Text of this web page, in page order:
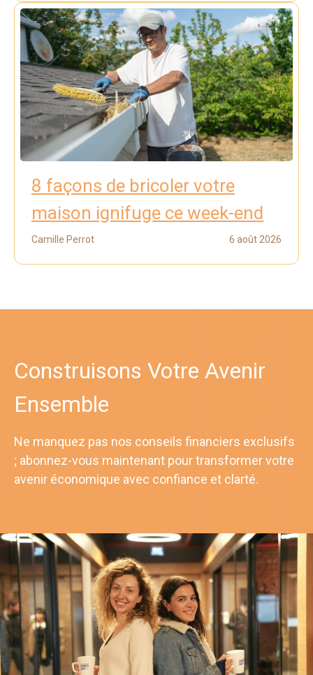
8 façons de bricoler votre
maison ignifuge ce week-end
Camille Perrot 6 août 2026
Construisons Votre Avenir
Ensemble
Ne manquez pas nos conseils financiers exclusifs
; abonnez-vous maintenant pour transformer votre
avenir économique avec confiance et clarté.